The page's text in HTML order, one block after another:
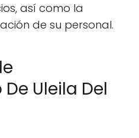
así como la
de su personal.
Uleila Del